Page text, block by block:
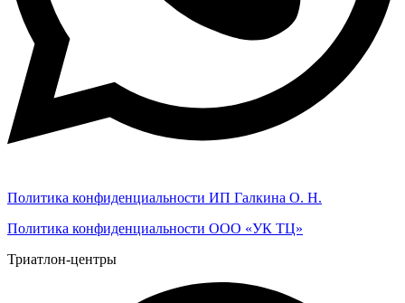
Политика конфиденциальности ИП Галкина О. Н.
Политика конфиденциальности ООО «УК ТЦ»
Триатлон-центры